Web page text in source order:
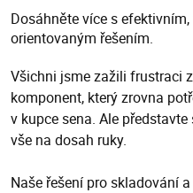
Dosáhněte více s
orientovaným řešením.
Všichni jsme zažili frustraci
komponent, který zrovna
v kupce sena. Ale
vše na dosah ruky.
Naše řešení pro skladování